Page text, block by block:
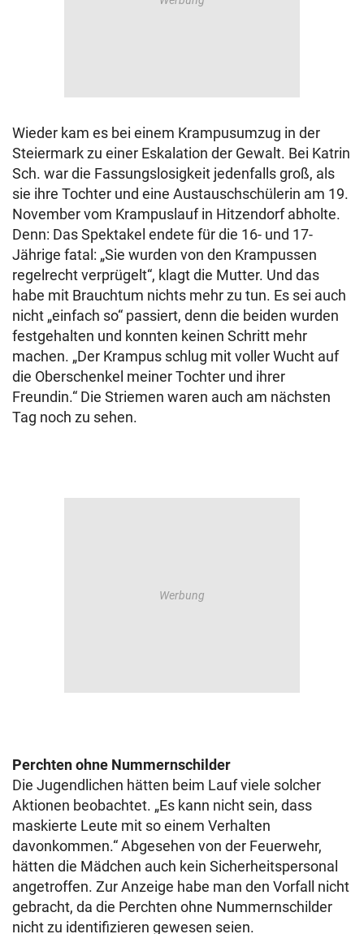
Wieder kam es bei einem Krampusumzug in der
Steiermark zu einer Eskalation der Gewalt. Bei Katrin
Sch. war die Fassungslosigkeit jedenfalls groß, als
sie ihre Tochter und eine Austauschschülerin am 19.
November vom Krampuslauf in Hitzendorf abholte.
Denn: Das Spektakel endete für die 16- und 17-
Jährige fatal: „Sie wurden von den Krampussen
regelrecht verprügelt“, klagt die Mutter. Und das
habe mit Brauchtum nichts mehr zu tun. Es sei auch
nicht „einfach so“ passiert, denn die beiden wurden
festgehalten und konnten keinen Schritt mehr
machen. „Der Krampus schlug mit voller Wucht auf
die Oberschenkel meiner Tochter und ihrer
Freundin.“ Die Striemen waren auch am nächsten
Tag noch zu sehen.
Perchten ohne Nummernschilder
Die Jugendlichen hätten beim Lauf viele solcher
Aktionen beobachtet. „Es kann nicht sein, dass
maskierte Leute mit so einem Verhalten
davonkommen.“ Abgesehen von der Feuerwehr,
hätten die Mädchen auch kein Sicherheitspersonal
angetroffen. Zur Anzeige habe man den Vorfall nicht
gebracht, da die Perchten ohne Nummernschilder
nicht zu identifizieren gewesen seien.